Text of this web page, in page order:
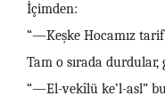
İçimden:
“—Keşke Hocamız
Tam o sırada
“—El-vekîlü ke’l-asl”